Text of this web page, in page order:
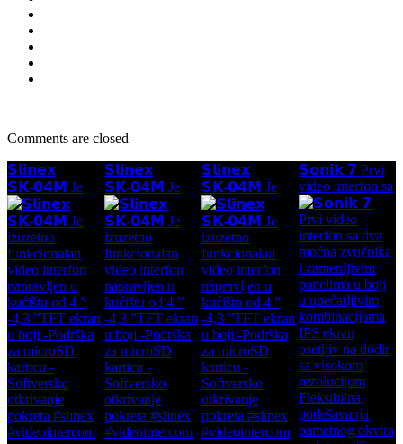
Comments are closed
𝗦𝗹𝗶𝗻𝗲𝘅
𝗦𝗞-𝟬𝟰𝗠 Je
𝗦𝗹𝗶𝗻𝗲𝘅
𝗦𝗞-𝟬𝟰𝗠 Je
𝗦𝗹𝗶𝗻𝗲𝘅
𝗦𝗞-𝟬𝟰𝗠 Je
𝗦𝗼𝗻𝗶𝗸 𝟳 Prvi
video interfon sa